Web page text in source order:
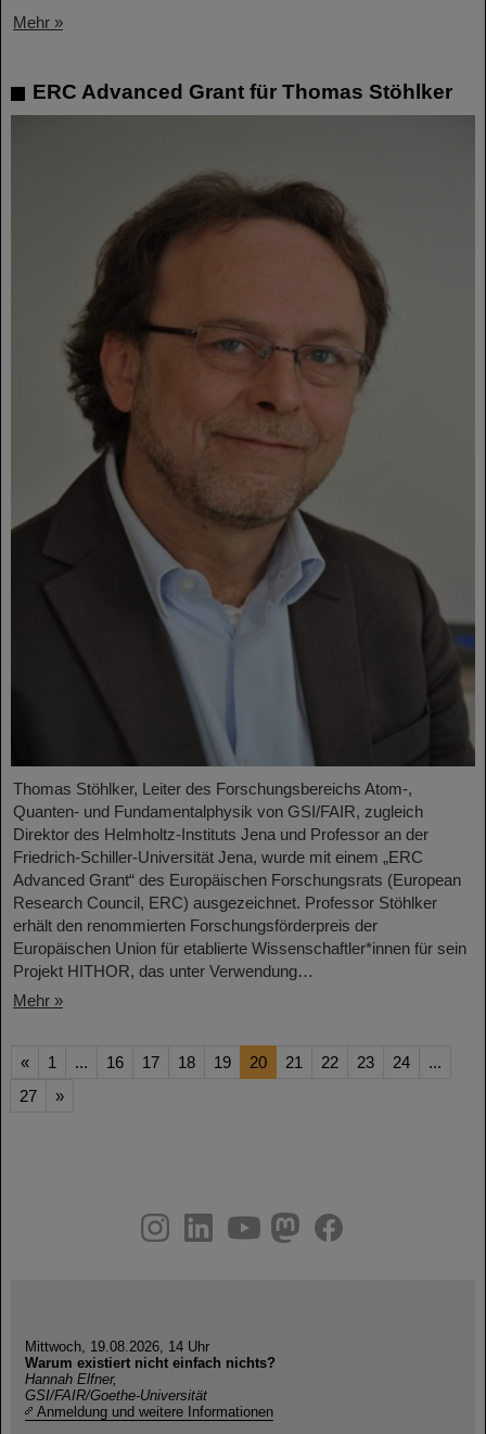
Mehr »
ERC Advanced Grant für Thomas Stöhlker
Thomas Stöhlker, Leiter des Forschungsbereichs Atom-,
Quanten- und Fundamentalphysik von GSI/FAIR, zugleich
Direktor des Helmholtz-Instituts Jena und Professor an der
Friedrich-Schiller-Universität Jena, wurde mit einem „ERC
Advanced Grant“ des Europäischen Forschungsrats (European
Research Council, ERC) ausgezeichnet. Professor Stöhlker
erhält den renommierten Forschungsförderpreis der
Europäischen Union für etablierte Wissenschaftler*innen für sein
Projekt HITHOR, das unter Verwendung…
Mehr »
« 1 ... 16 17 18 19 20 21 22 23 24
...
27
»
youtube
helmholtz.social
facebook
Mittwoch, 19.08.2026, 14 Uhr
Warum existiert nicht einfach nichts?
Hannah Elfner,
GSI/FAIR/Goethe-Universität
Anmeldung und weitere Informationen